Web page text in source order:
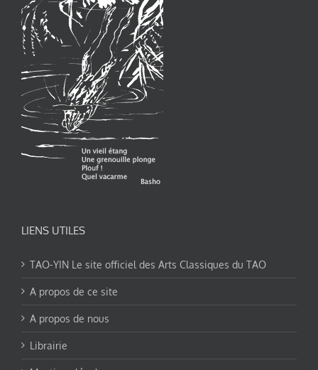
LIENS UTILES
TAO-YIN Le site officiel des Arts Classiques du TAO
A propos de ce site
A propos de nous
Librairie